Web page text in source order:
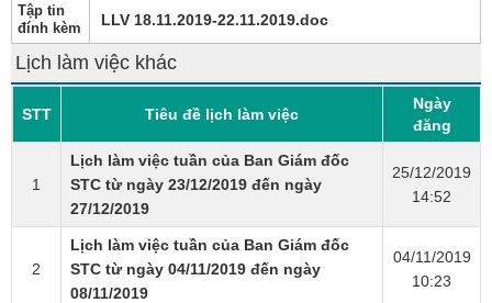
Tập tin
đính kèm
LLV 18.11.2019-22.11.2019.doc
Lịch làm việc khác
STT Tiêu đề lịch làm việc
Ngày
đăng
1
Lịch làm việc tuần của Ban Giám đốc
STC từ ngày 23/12/2019 đến ngày
27/12/2019
25/12/2019
14:52
2
Lịch làm việc tuần của Ban Giám đốc
STC từ ngày 04/11/2019 đến ngày
08/11/2019
04/11/2019
10:23